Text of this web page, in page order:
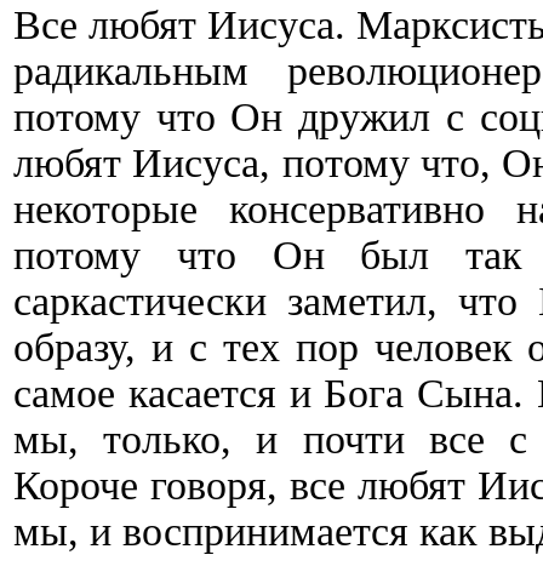
Все любят Иисуса.
радикальным
потому что Он дружил с
любят Иисуса, потому что,
некоторые
потому что Он был так
саркастически заметил,
образу, и с тех пор
самое касается и Бога
мы, только, и почти все с
Короче говоря, все любят
мы, и воспринимается как